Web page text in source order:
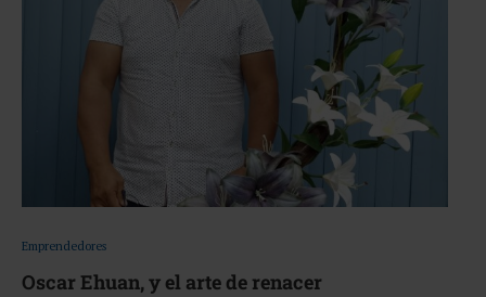
Emprendedores
Oscar Ehuan, y el arte de renacer